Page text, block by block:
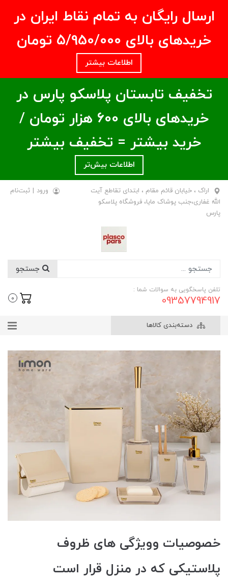
ارسال رایگان به تمام نقاط ایران در
خریدهای بالای ۵/950/000 تومان
اطلاعات بیشتر
تخفیف تابستان پلاسکو پارس در
خریدهای بالای ۶00 هزار تومان /
خرید بیشتر = تخفیف بیشتر
اطلاعات بیش‌تر
اراک ، خیابان قائم مقام ، ابتدای تقاطع آیت
الله غفاری،جنب پوشاک مایا، فروشگاه پلاسکو
پارس
ورود | ثبت‌نام
تلفن پاسخگویی به سوالات شما :
09357794917
0
دسته‌بندی کالاها
خصوصیات وویژگی های ظروف
پلاستیکی که در منزل قرار است